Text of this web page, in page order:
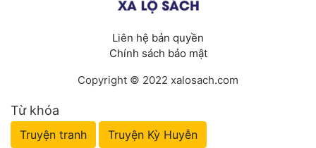
Liên hệ bản quyền
Chính sách bảo mật
Copyright © 2022 xalosach.com
Từ khóa
Truyện tranh Truyện Kỳ Huyễn